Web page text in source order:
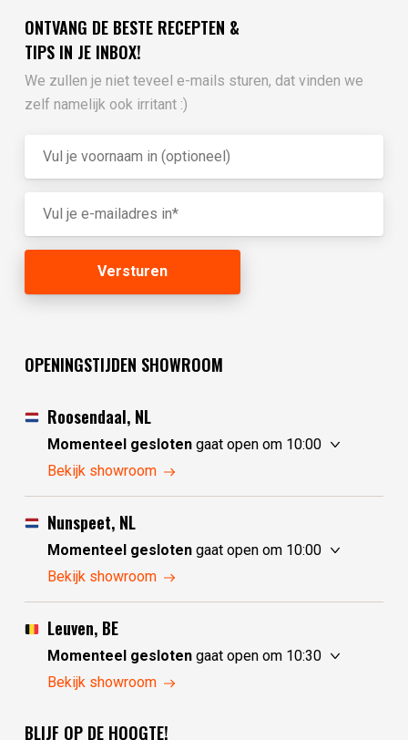
ONTVANG DE BESTE RECEPTEN &
TIPS IN JE INBOX!
We zullen je niet teveel e-mails sturen, dat vinden we
zelf namelijk ook irritant :)
OPENINGSTIJDEN SHOWROOM
Roosendaal, NL
Momenteel geslotengaat open om 10:00
donderdag
vrijdag
10:00 - 17:30
zaterdag
zondag
10:00 - 17:30
maandag
Bekijk showroom
Nunspeet, NL
Momenteel geslotengaat open om 10:00
donderdag
vrijdag
10:00 - 17:30
zaterdag
zondag
gesloten
maandag
Bekijk showroom
Leuven, BE
Momenteel geslotengaat open om 10:30
donderdag
zaterdag
Bekijk showroom
BLIJF OP DE HOOGTE!